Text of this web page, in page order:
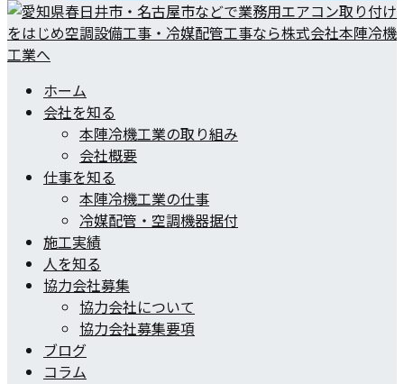
ホーム
会社を知る
本陣冷機工業の取り組み
会社概要
仕事を知る
本陣冷機工業の仕事
冷媒配管・空調機器据付
施工実績
人を知る
協力会社募集
協力会社について
協力会社募集要項
ブログ
コラム